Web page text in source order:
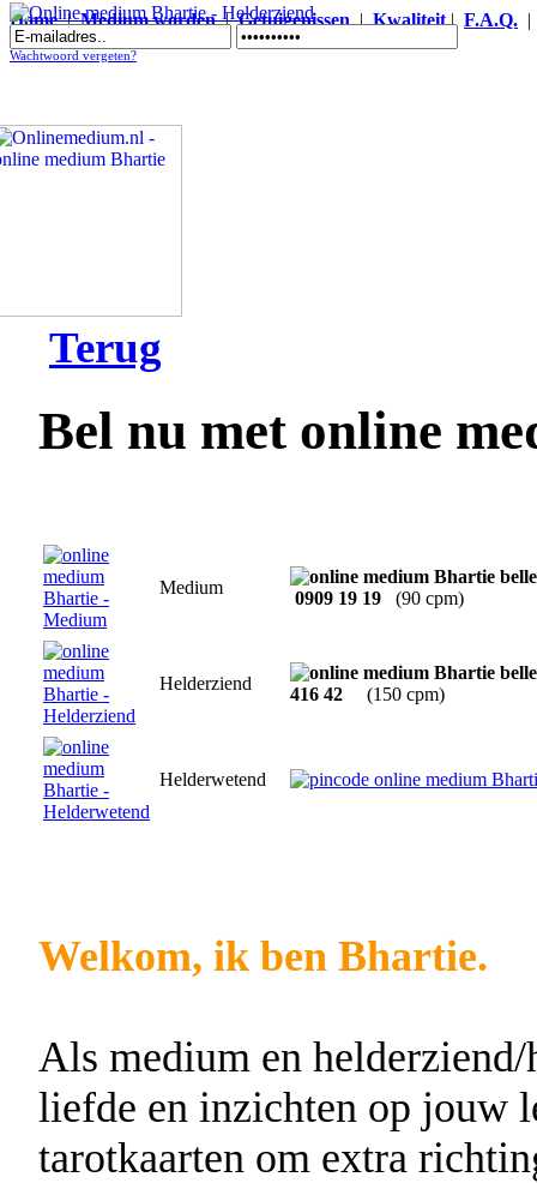
Home|Medium worden|Getuigenissen|Kwaliteit| F.A.Q.
Online medium Bhartie - Helderziend
Wachtwoord vergeten?
Terug
Bel nu met online
Medium
0909 19 19 (90 cpm)
Helderziend
416 42 (150 cpm)
Helderwetend
Welkom, ik ben Bhartie.
Als medium en
liefde en inzichten op jouw
tarotkaarten om extra